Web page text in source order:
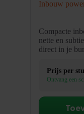
Inbouw
Compacte
nette en
direct in je
Prijs per
Ontvang een